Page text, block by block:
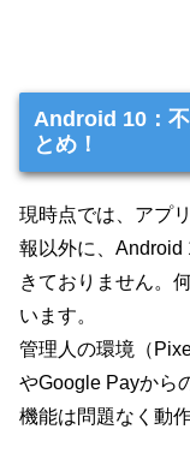
Android 10：
とめ！
現時点では、アプ
報以外に、Android
きておりません。
います。
管理人の環境（
やGoogle Payから
機能は問題なく動